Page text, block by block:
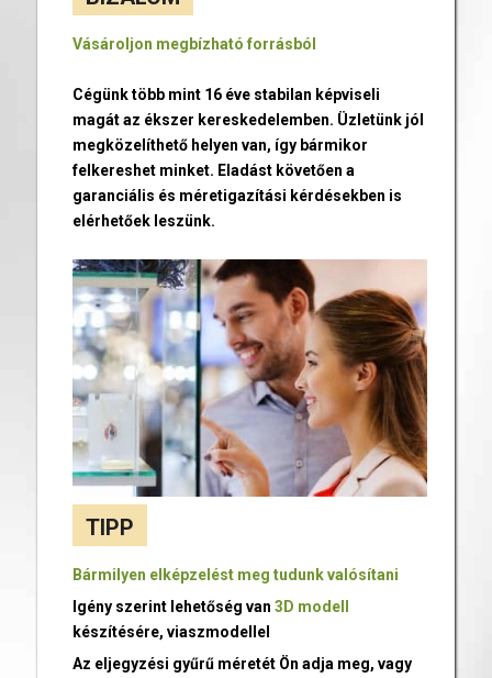
Vásároljon megbízható forrásból
Cégünk több mint 16 éve stabilan képviseli
magát az ékszer kereskedelemben. Üzletünk jól
megközelíthető helyen van, így bármikor
felkereshet minket. Eladást követően a
garanciális és méretigazítási kérdésekben is
elérhetőek leszünk.
TIPP
Bármilyen elképzelést meg tudunk valósítani
Igény szerint lehetőség van 3D modell
készítésére, viaszmodellel
Az eljegyzési gyűrű méretét Ön adja meg, vagy